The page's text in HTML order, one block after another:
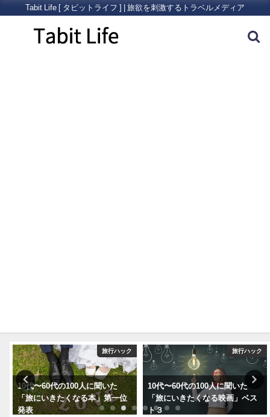
Tabit Life [ タビットライフ ] | 旅欲を刺激するトラベルメディア
旅行ハック
10代〜60代の100人に聞いた
「旅にいきたくなる本」第一位
発表
旅行ハック
10代〜60代の100人に聞いた
「旅にいきたくなる映画」ベス
ト３